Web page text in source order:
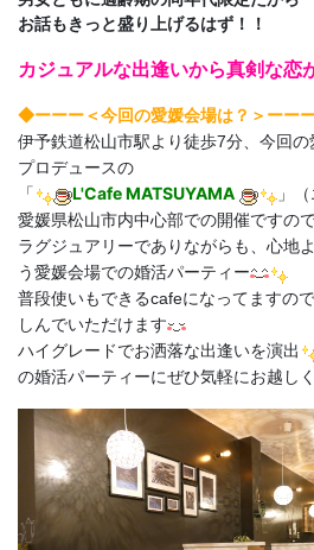
お話もきっと盛り上げるはず！！
カジュアルな出逢いから真剣な恋
◆ーーー＜今回の愛媛会場は？＞ーー
伊予鉄道松山市駅より徒歩7分、今回
プロデュースの
「
L'Cafe MATSUYAMA
」
愛媛県松山市内中心部での開催ですの
ラグジュアリーでありながらも、心地
う愛媛会場での婚活パーティー
普段使いもできるcafeになってますの
しんでいただけます
ハイグレードでお洒落な出逢いを演出
の婚活パーティーにぜひ気軽にお越し